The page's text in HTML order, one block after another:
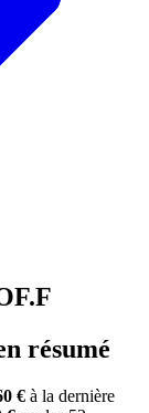
résumé
€ à la dernière